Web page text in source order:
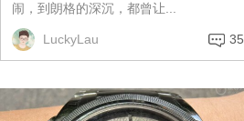
闹，到朗格的深沉，都曾让...
LuckyLau 35